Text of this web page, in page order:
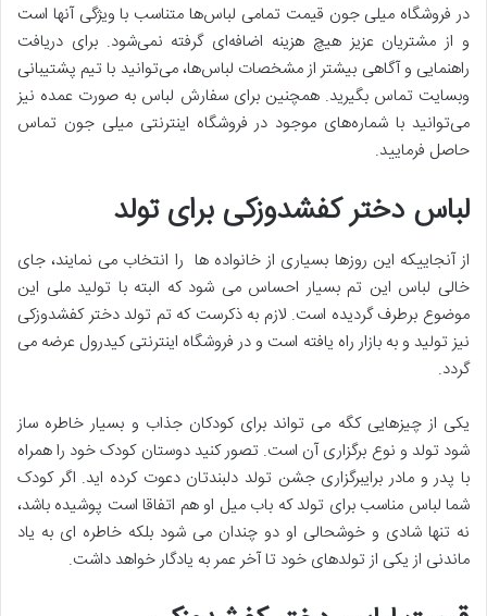
در فروشگاه میلی جون قیمت تمامی لباس‌ها متناسب با ویژگی آنها است
و از مشتریان عزیز هیچ هزینه‌ اضافه‌ای گرفته نمی‌شود. برای دریافت
راهنمایی و آگاهی بیشتر از مشخصات لباس‌ها، می‌توانید با تیم پشتیبانی
وبسایت تماس بگیرید. همچنین برای سفارش لباس به صورت عمده نیز
می‌توانید با شماره‌های موجود در فروشگاه اینترنتی میلی جون تماس
حاصل فرمایید.
لباس دختر کفشدوزکی برای تولد
از آنجاییکه این روزها بسیاری از خانواده ها را انتخاب می نمایند، جای
خالی لباس این تم بسیار احساس می شود که البته با تولید ملی این
موضوع برطرف گردیده است. لازم به ذکرست که تم تولد دختر کفشدوزکی
نیز تولید و به بازار راه یافته است و در فروشگاه اینترنتی کیدرول عرضه می
گردد.
یکی از چیزهایی کگه می تواند برای کودکان جذاب و بسیار خاطره ساز
شود تولد و نوع برگزاری آن است. تصور کنید دوستان کودک خود را همراه
با پدر و مادر برایبرگزاری جشن تولد دلبندتان دعوت کرده اید. اگر کودک
شما لباس مناسب برای تولد که باب میل او هم اتفاقا است پوشیده باشد،
نه تنها شادی و خوشحالی او دو چندان می شود بلکه خاطره ای به یاد
ماندنی از یکی از تولدهای خود تا آخر عمر به یادگار خواهد داشت.